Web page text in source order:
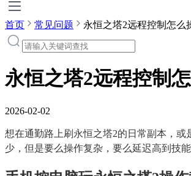
首页 常见问题 永恒之塔2远程控制怎么
永恒之塔2远程控制
2026-02-02
想在通勤路上刷永恒之塔2的日常副本，
少，但是要么操作复杂，要么延迟高到技